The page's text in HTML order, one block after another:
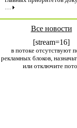
…
Все новости
[stream=16]
в потоке отсутствуют
рекламных блоков,
или отключите